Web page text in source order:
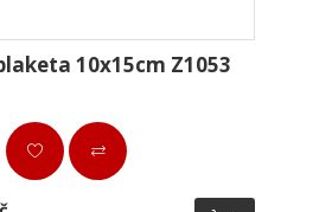
10x15cm Z1053